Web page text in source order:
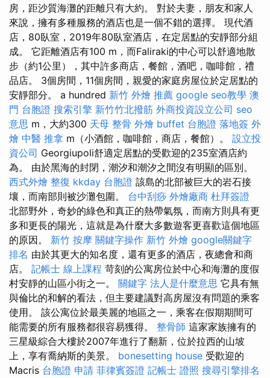
房，距沙質海灘的距離只有大約。 對於夫妻，朋友和家人
來說，擁有多種服務的酒店也是一個不錯的選擇。 現代酒
店，80臥室，2019年80臥室酒店，在定居點的安靜部分組
成。 它距離酒店有100 m，而Faliraki的中心可以舒適地散
步（約1公里），其中許多商店，餐館，酒吧，咖啡館，禮
品店。 3個房間，11個房間，親愛的家庭房屋位於定居點的
安靜部分。 a hundred 新竹 外燴 推薦 google seo教學 澳
門 台胞證 搜索引擎 新竹竹北撥筋 外商投資設立公司 seo
意思 m，大約300 天母 整骨 外燴 buffet 台胞證 落地簽 外
燴 中醫 推拿 m（小酒館，咖啡館，商店，餐館）。 設立投
資公司 Georgiupoli舒適定居點的受歡迎的235室酒店約
為。 由於黑海的封閉，潮汐和潮汐之間沒有明顯的區別。
西式外燴 整復 kkday 台胞證 該島的北部被巨大的岩石接
壤，而南部則被沙灘包圍。 台中刮痧 外燴廠商 杜拜簽證
北部野外，奇妙的綠色和真正的熱帶氣氛，而南方則具有更
多和更長的陽光，這就是為什麼大多數遊客更喜歡這個地區
的原因。 新竹 按摩 關鍵字操作 新竹 外燴 google關鍵字
排名 由於其更大的知名度，還有更多的酒店，夜總會和商
店。 記帳士 線上課程 苛刻的公寓房位於中心和海灘的度假
村安靜的山區小街之一。 關鍵字 法人是什麼意思 它具有無
與倫比的和解的看法，但主要建議對高房屋沒有問題的乘客
使用。 該公寓位於最美麗的地區之一，乘客在假期期間可
能需要的所有服務都很容易獲得。 整骨師 這家家族擁有的
三星級綜合大樓於2007年進行了翻新，位於拉西的山坡
上，享有喬納斯的美景。 bonesetting house 受歡迎的
Macris 台胞證 申請 菲律賓簽證 記帳士 證照 搜尋引擎排名